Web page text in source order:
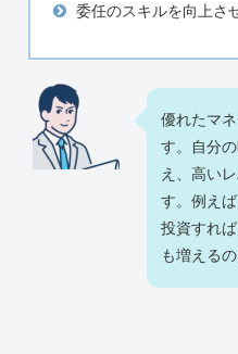
委任のスキルを向上さ
優れたマ
す。自分
え、高い
す。例え
投資すれ
も増える